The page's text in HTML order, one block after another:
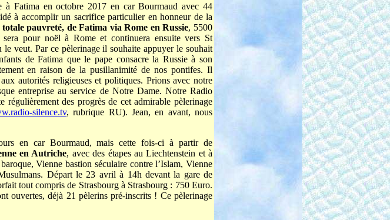
à Fatima en octobre 2017 en car Bourmaud avec 44
à accomplir un sacrifice particulier en honneur de la
pauvreté, de Fatima via Rome en Russie, 5500
pour noël à Rome et continuera ensuite vers St
veut. Par ce pèlerinage il souhaite appuyer le souhait
de Fatima que le pape consacre la Russie à son
en raison de la pusillanimité de nos pontifes. Il
autorités religieuses et politiques. Prions avec notre
entreprise au service de Notre Dame. Notre Radio
régulièrement des progrès de cet admirable pèlerinage
silence.tv, rubrique RU). Jean, en avant, nous
en car Bourmaud, mais cette fois-ci à partir de
en Autriche, avec des étapes au Liechtenstein et à
Vienne bastion séculaire contre l’Islam, Vienne
Départ le 23 avril à 14h devant la gare de
tout compris de Strasbourg à Strasbourg : 750 Euro.
ouvertes, déjà 21 pèlerins pré-inscrits ! Ce pèlerinage